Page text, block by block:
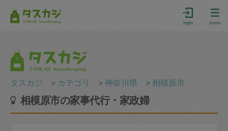
login menu
タスカジ ＞ カテゴリ ＞神奈川県 ＞相模原市
相模原市の家事代行・家政婦